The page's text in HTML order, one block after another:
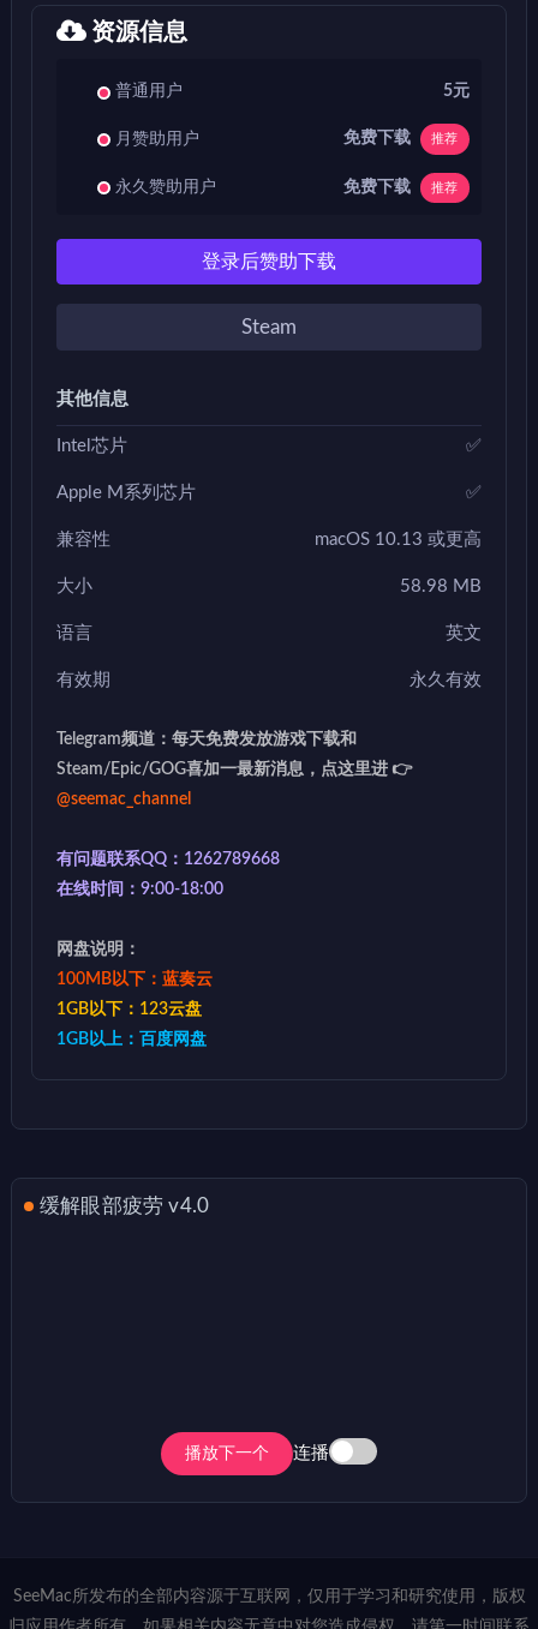
资源信息
普通用户 5元
月赞助用户 免费下载 推荐
永久赞助用户 免费下载 推荐
登录后赞助下载
Steam
其他信息
Intel芯片 ✅
Apple M系列芯片 ✅
兼容性 macOS 10.13 或更高
大小 58.98 MB
语言 英文
有效期 永久有效
Telegram频道：每天免费发放游戏下载和
Steam/Epic/GOG喜加一最新消息，点这里进 👉
@seemac_channel
有问题联系QQ：1262789668
在线时间：9:00-18:00
网盘说明：
100MB以下：蓝奏云
1GB以下：123云盘
1GB以上：百度网盘
缓解眼部疲劳 v4.0
播放下一个 连播
SeeMac所发布的全部内容源于互联网，仅用于学习和研究使用，版权